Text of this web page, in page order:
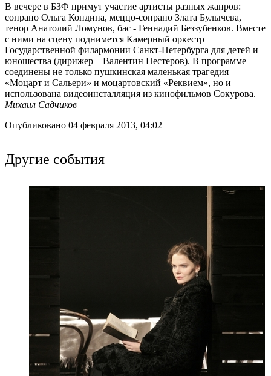
В вечере в БЗФ примут участие артисты разных жанров:
сопрано Ольга Кондина, меццо-сопрано Злата Булычева,
тенор Анатолий Ломунов, бас - Геннадий Беззубенков. Вместе
с ними на сцену поднимется Камерный оркестр
Государственной филармонии Санкт-Петербурга для детей и
юношества (дирижер – Валентин Нестеров). В программе
соединены не только пушкинская маленькая трагедия
«Моцарт и Сальери» и моцартовский «Реквием», но и
использована видеоинсталляция из кинофильмов Сокурова.
Михаил Садчиков
Опубликовано 04 февраля 2013, 04:02
Другие события